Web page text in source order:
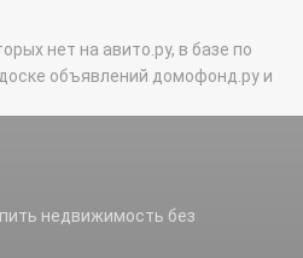
нет на авито.ру, в базе по
объявлений домофонд.ру и
недвижимость без